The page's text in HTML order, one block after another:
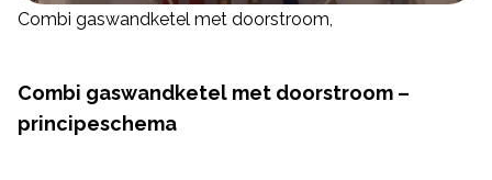
Combi gaswandketel met doorstroom,
Combi gaswandketel met doorstroom –
principeschema